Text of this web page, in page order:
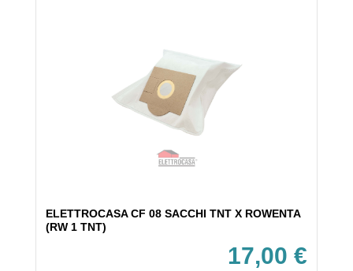
ELETTROCASA CF 08 SACCHI TNT X ROWENTA
(RW 1 TNT)
17,00 €